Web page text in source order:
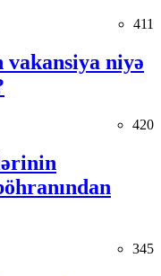
411
vakansiya niyə
420
345